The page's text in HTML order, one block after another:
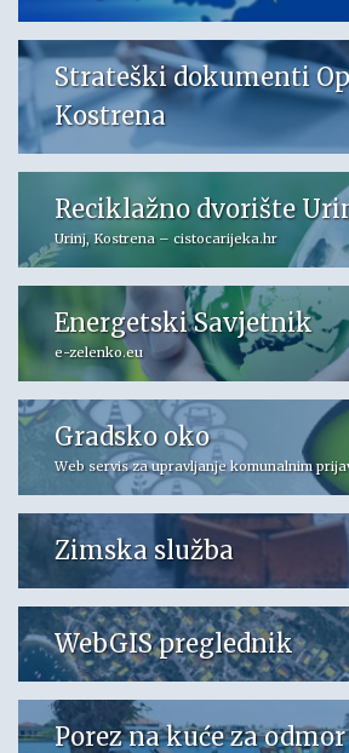
Strateški dokumenti
Kostrena
Reciklažno dvorište
Urinj, Kostrena – cistocarijeka.hr
Energetski Savjetnik
e-zelenko.eu
Gradsko oko
Web servis za upravljanje komunalnim
Zimska služba
WebGIS preglednik
Porez na kuće za odmor